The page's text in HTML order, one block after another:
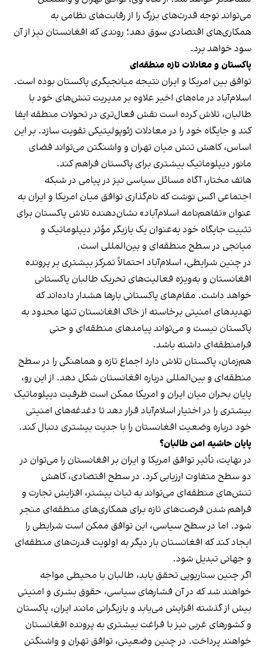
می‌تواند توجه قدرت‌های بزرگ را از رقابت‌های نظامی به
همکاری‌های اقتصادی سوق دهد؛ روندی که افغانستان نیز از آن
سود خواهد برد.
پاکستان و معادلات تازه منطقه‌ای
توافق بین امریکا و ایران نتیجه میانجیگری پاکستان بوده است.
اسلام‌آباد در ماه‌های اخیر علاوه بر مدیریت تنش‌های خود با
طالبان، تلاش کرده است نقش فعال‌تری در تحولات منطقه ایفا
کند و جایگاه خود را در معادلات ژئوپولیتیکی تقویت سازد. بر این
اساس، کاهش تنش میان تهران و واشنگتن می‌تواند فضای
مانور دیپلوماتیک بیشتری برای پاکستان فراهم کند.
هاتف مختار، آگاه مسائل سیاسی نیز در پیامی در شبکه
اجتماعی اکس نوشت که نام‌گذاری توافق میان امریکا و ایران به
عنوان «تفاهم‌نامه اسلام‌آباد» نشان‌دهنده تلاش پاکستان برای
تثبیت جایگاه خود به‌عنوان یک بازیگر مؤثر دیپلوماتیک و
میانجی در سطح منطقه‌ای و بین‌المللی است.
در چنین شرایطی، اسلام‌آباد احتمالاً تمرکز بیشتری بر پرونده
افغانستان و به‌ویژه فعالیت‌های تحریک طالبان پاکستانی
خواهد داشت. مقام‌های پاکستانی بارها هشدار داده‌اند که
تهدیدهای امنیتی برخاسته از خاک افغانستان تنها محدود به
پاکستان نیست و می‌تواند پیامدهای منطقه‌ای و حتی
فرامنطقه‌ای داشته باشد.
هم‌زمان، پاکستان تلاش دارد اجماع تازه و هماهنگی را در سطح
منطقه‌ای و بین‌المللی درباره افغانستان شکل دهد. از این رو،
پایان بحران میان ایران و امریکا ممکن است ظرفیت دیپلوماتیک
بیشتری را در اختیار اسلام‌آباد قرار دهد تا دغدغه‌های امنیتی
خود درباره وضعیت افغانستان را با جدیت بیشتری دنبال کند.
پایان حاشیه امن طالبان؟
در نهایت، تأثیر توافق امریکا و ایران بر افغانستان را می‌توان در
دو سطح متفاوت ارزیابی کرد. در سطح اقتصادی، کاهش
تنش‌های منطقه‌ای می‌تواند به ثبات بیشتر، افزایش تجارت و
فراهم شدن فرصت‌های تازه برای همکاری‌های منطقه‌ای منجر
شود. اما در سطح سیاسی، این توافق ممکن است شرایطی را
ایجاد کند که افغانستان بار دیگر به اولویت قدرت‌های منطقه‌ای
و جهانی تبدیل شود.
اگر چنین سناریویی تحقق یابد، طالبان با محیطی مواجه
خواهند شد که در آن فشارهای سیاسی، حقوق بشری و امنیتی
بیش از گذشته افزایش می‌یابد و بازیگرانی مانند ایران، پاکستان
و کشورهای غربی نیز با فراغت بیشتری به پرونده افغانستان
خواهند پرداخت. در چنین وضعیتی، توافق تهران و واشنگتن